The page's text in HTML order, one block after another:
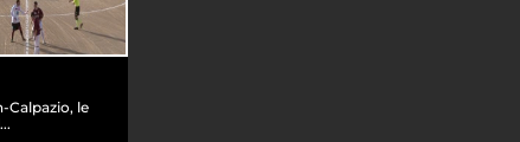
Calpazio, le